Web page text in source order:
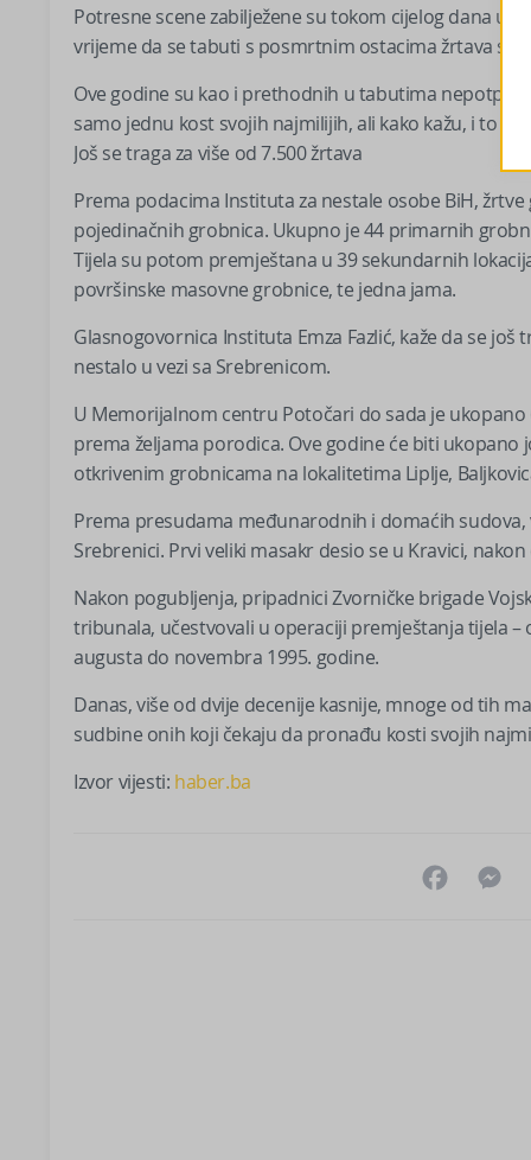
Potresne scene zabilježene su tokom cijelog dana u
vrijeme da se tabuti s posmrtnim ostacima žrtava
Ove godine su kao i prethodnih u tabutima
samo jednu kost svojih najmilijih, ali kako kažu, i to
Još se traga za više od 7.500 žrtava
Prema podacima Instituta za nestale osobe BiH,
pojedinačnih grobnica. Ukupno je 44 primarnih
Tijela su potom premještana u 39 sekundarnih
površinske masovne grobnice, te jedna jama.
Glasnogovornica Instituta Emza Fazlić, kaže da se
nestalo u vezi sa Srebrenicom.
U Memorijalnom centru Potočari do sada je
prema željama porodica. Ove godine će biti
otkrivenim grobnicama na lokalitetima Liplje,
Prema presudama međunarodnih i domaćih
Srebrenici. Prvi veliki masakr desio se u Kravici,
Nakon pogubljenja, pripadnici Zvorničke brigade
tribunala, učestvovali u operaciji premještanja tijela
augusta do novembra 1995. godine.
Danas, više od dvije decenije kasnije, mnoge od tih
sudbine onih koji čekaju da pronađu kosti svojih
Izvor vijesti: haber.ba